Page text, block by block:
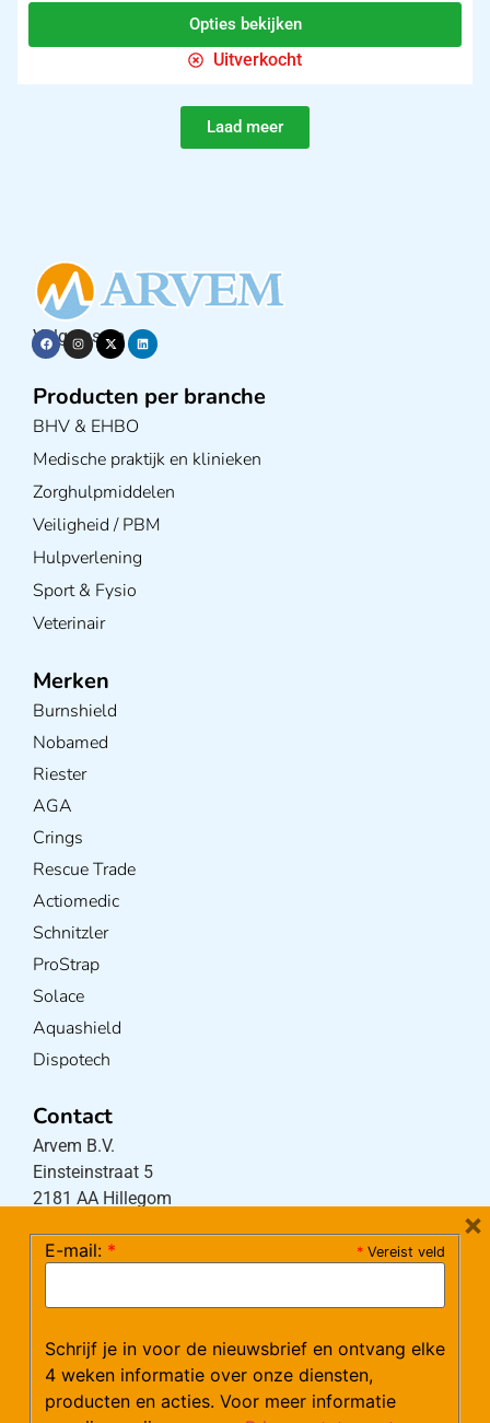
Opties bekijken
Uitverkocht
Laad meer
Volg ons op
Producten per branche
BHV & EHBO
Medische praktijk en klinieken
Zorghulpmiddelen
Veiligheid / PBM
Hulpverlening
Sport & Fysio
Veterinair
Merken
Burnshield
Nobamed
Riester
AGA
Crings
Rescue Trade
Actiomedic
Schnitzler
ProStrap
Solace
Aquashield
Dispotech
Contact
Arvem B.V.
Einsteinstraat 5
2181 AA Hillegom
(maandag – donderdag 08:30-17:15 uur / vrijdag
Mail:klantenservice@arvem.nl
* Vereist veld
E-mail: *
Schrijf je in voor de nieuwsbrief en ontvang elke
4 weken informatie over onze diensten,
producten en acties. Voor meer informatie
×